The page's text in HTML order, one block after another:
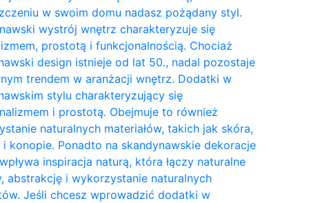
w swoim domu nadasz pożądany styl.
wystrój wnętrz charakteryzuje się
prostotą i funkcjonalnością. Chociaż
design istnieje od lat 50., nadal pozostaje
trendem w aranżacji wnętrz. Dodatki w
stylu charakteryzujący się
i prostotą. Obejmuje to również
naturalnych materiałów, takich jak skóra,
konopie. Ponadto na skandynawskie dekoracje
inspiracja naturą, która łączy naturalne
abstrakcję i wykorzystanie naturalnych
Jeśli chcesz wprowadzić dodatki w